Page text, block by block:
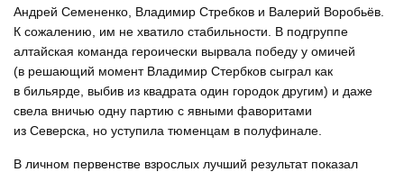
Андрей Семененко, Владимир Стребков и Валерий Воробьёв.
К сожалению, им не хватило стабильности. В подгруппе
алтайская команда героически вырвала победу у омичей
(в решающий момент Владимир Стербков сыграл как
в бильярде, выбив из квадрата один городок другим) и даже
свела вничью одну партию с явными фаворитами
из Северска, но уступила тюменцам в полуфинале.
В личном первенстве взрослых лучший результат показал